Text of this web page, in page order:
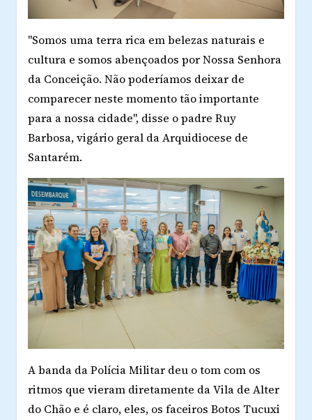
"Somos uma terra rica em belezas naturais e
cultura e somos abençoados por Nossa Senhora
da Conceição. Não poderíamos deixar de
comparecer neste momento tão importante
para a nossa cidade", disse o padre Ruy
Barbosa, vigário geral da Arquidiocese de
Santarém.
A banda da Polícia Militar deu o tom com os
ritmos que vieram diretamente da Vila de Alter
do Chão e é claro, eles, os faceiros Botos Tucuxi